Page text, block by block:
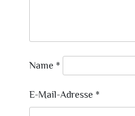
Name *
E-Mail-Adresse *